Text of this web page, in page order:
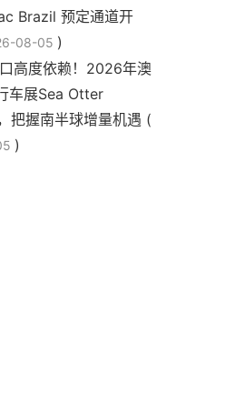
Brazil 预定通道开
08-05 )
高度依赖！2026年澳
车展Sea Otter
把握南半球增量机遇 (
)